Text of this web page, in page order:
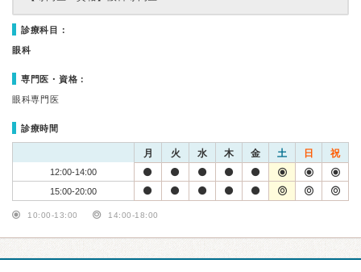
診療科目：
眼科
専門医・資格：
眼科専門医
診療時間
月 火 水 木 金 土 日 祝
12:00-14:00
15:00-20:00
10:00-13:00 14:00-18:00